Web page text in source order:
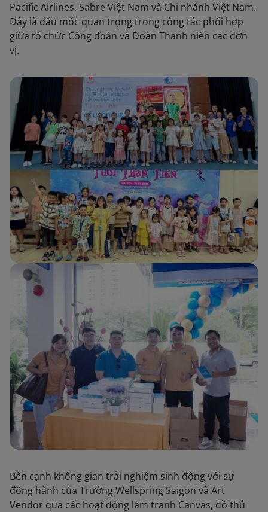
Pacific Airlines, Sabre Việt Nam và Chi nhánh Việt Nam.
Đây là dấu mốc quan trọng trong công tác phối hợp
giữa tổ chức Công đoàn và Đoàn Thanh niên các đơn
vị.
Bên cạnh không gian trải nghiệm sinh động với sự
đồng hành của Trường Wellspring Saigon và Art
Vendor qua các hoạt động làm tranh Canvas, đồ thủ